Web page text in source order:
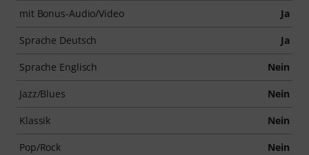
mit Bonus-Audio/Video Ja
Sprache Deutsch Ja
Sprache Englisch Nein
Jazz/Blues Nein
Klassik Nein
Pop/Rock Nein